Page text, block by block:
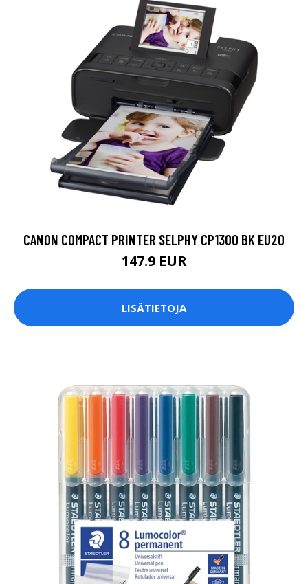
CANON COMPACT PRINTER SELPHY CP1300 BK EU20
147.9 EUR
LISÄTIETOJA